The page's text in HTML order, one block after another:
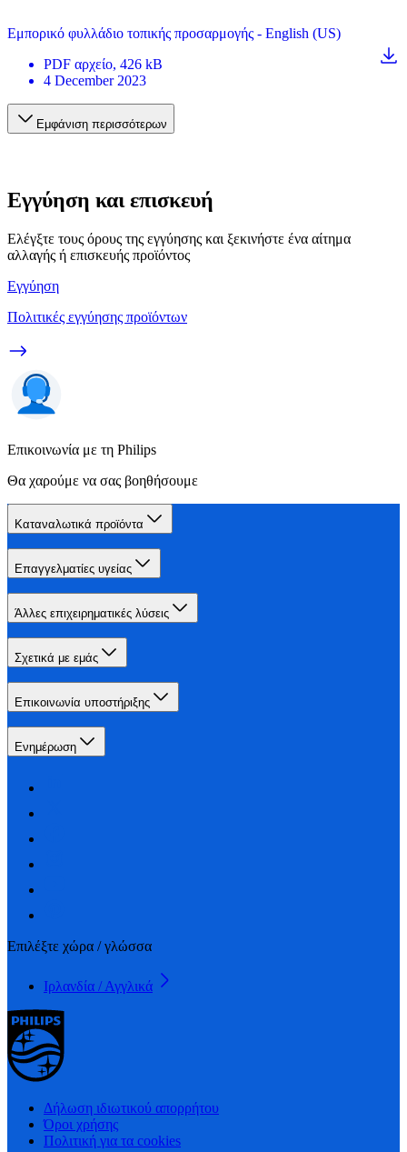
Εμπορικό φυλλάδιο τοπικής προσαρμογής - English (US)
PDF αρχείο, 426 kB
4 December 2023
Εμφάνιση περισσότερων
Εγγύηση και επισκευή
Ελέγξτε τους όρους της εγγύησης και ξεκινήστε ένα αίτημα
αλλαγής ή επισκευής προϊόντος
Εγγύηση
Πολιτικές εγγύησης προϊόντων
Επικοινωνία με τη Philips
Θα χαρούμε να σας βοηθήσουμε
Καταναλωτικά προϊόντα
Επαγγελματίες υγείας
Άλλες επιχειρηματικές λύσεις
Σχετικά με εμάς
Επικοινωνία υποστήριξης
Ενημέρωση
Επιλέξτε χώρα / γλώσσα
Ιρλανδία / Αγγλικά
Δήλωση ιδιωτικού απορρήτου
Όροι χρήσης
Πολιτική για τα cookies